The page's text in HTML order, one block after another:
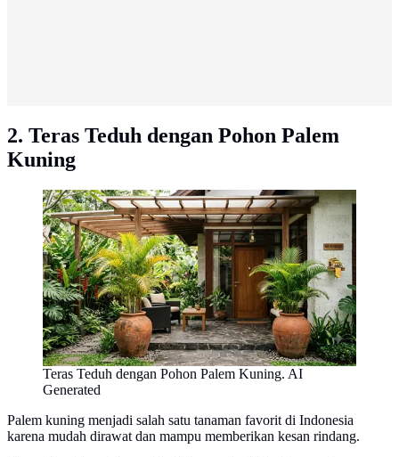
2. Teras Teduh dengan Pohon Palem
Kuning
Teras Teduh dengan Pohon Palem Kuning. AI
Generated
Palem kuning menjadi salah satu tanaman favorit di Indonesia
karena mudah dirawat dan mampu memberikan kesan rindang.